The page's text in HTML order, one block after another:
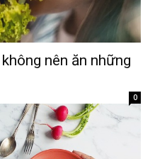
nên ăn những
0